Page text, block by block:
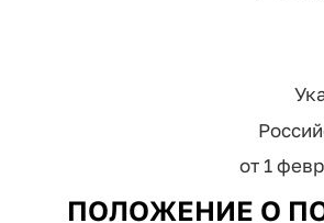
от 1
ПОЛОЖЕНИЕ О